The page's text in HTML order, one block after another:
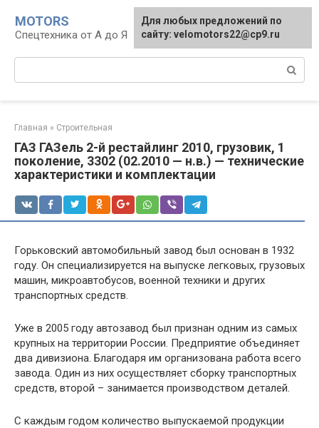
контенту
MOTORS
Спецтехника от А до Я
Главная » Строительная
ГАЗ ГАЗель 2-й рестайлинг 2010, грузовик, 1
поколение, 3302 (02.2010 — н.в.) — технические
характеристики и комплектации
Горьковский автомобильный завод был основан в 1932
году. Он специализируется на выпуске легковых, грузовых
машин, микроавтобусов, военной техники и других
транспортных средств.
Уже в 2005 году автозавод был признан одним из самых
крупных на территории России. Предприятие объединяет
два дивизиона. Благодаря им организована работа всего
завода. Один из них осуществляет сборку транспортных
средств, второй – занимается производством деталей.
С каждым годом количество выпускаемой продукции
Для любых предложений по
сайту: velomotors22@cp9.ru